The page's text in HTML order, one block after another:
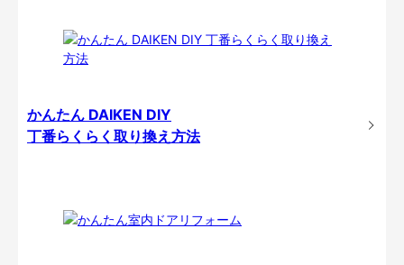
かんたん DAIKEN DIY
丁番らくらく取り換え方法